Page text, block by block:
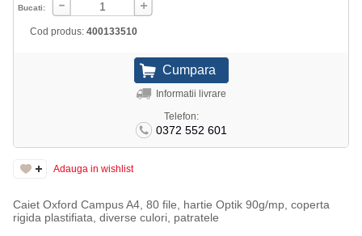
Bucati:
Cod produs: 400133510
Informatii livrare
Telefon:
0372 552 601
Adauga in wishlist
Caiet Oxford Campus A4, 80 file, hartie Optik 90g/mp, coperta
rigida plastifiata, diverse culori, patratele